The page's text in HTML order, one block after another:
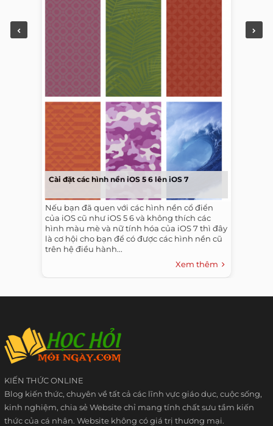
Cài đặt các hình nền iOS 5 6 lên iOS 7
Nếu bạn đã quen với các hình nền cổ điển
của iOS cũ như iOS 5 6 và không thích các
hình màu mè và nữ tính hóa của iOS 7 thì đây
là cơ hội cho bạn để có được các hình nền cũ
trên hệ điều hành...
Xem thêm
KIẾN THỨC ONLINE
Blog kiến thức, chuyên về tất cả các lĩnh vực giáo dục, cuộc sống,
kinh nghiệm, chia sẻ Website chỉ mang tính chất sưu tầm kiến
thức của cá nhân. Website không có giá trị thương mại.